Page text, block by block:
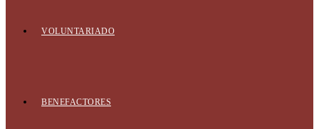
VOLUNTARIADO
BENEFACTORES